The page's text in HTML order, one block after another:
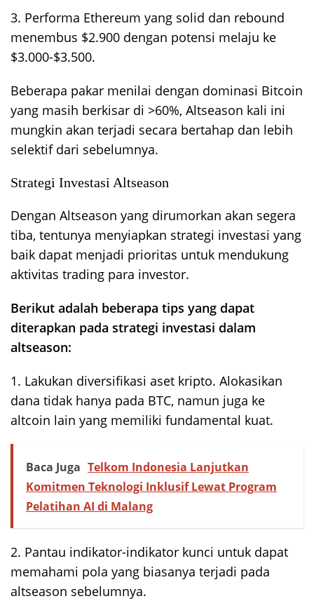
3. Performa Ethereum yang solid dan rebound
menembus $2.900 dengan potensi melaju ke
$3.000-$3.500.
Beberapa pakar menilai dengan dominasi Bitcoin
yang masih berkisar di >60%, Altseason kali ini
mungkin akan terjadi secara bertahap dan lebih
selektif dari sebelumnya.
Strategi Investasi Altseason
Dengan Altseason yang dirumorkan akan segera
tiba, tentunya menyiapkan strategi investasi yang
baik dapat menjadi prioritas untuk mendukung
aktivitas trading para investor.
Berikut adalah beberapa tips yang dapat
diterapkan pada strategi investasi dalam
altseason:
1. Lakukan diversifikasi aset kripto. Alokasikan
dana tidak hanya pada BTC, namun juga ke
altcoin lain yang memiliki fundamental kuat.
Baca Juga Telkom Indonesia Lanjutkan
Komitmen Teknologi Inklusif Lewat Program
Pelatihan AI di Malang
2. Pantau indikator-indikator kunci untuk dapat
memahami pola yang biasanya terjadi pada
altseason sebelumnya.